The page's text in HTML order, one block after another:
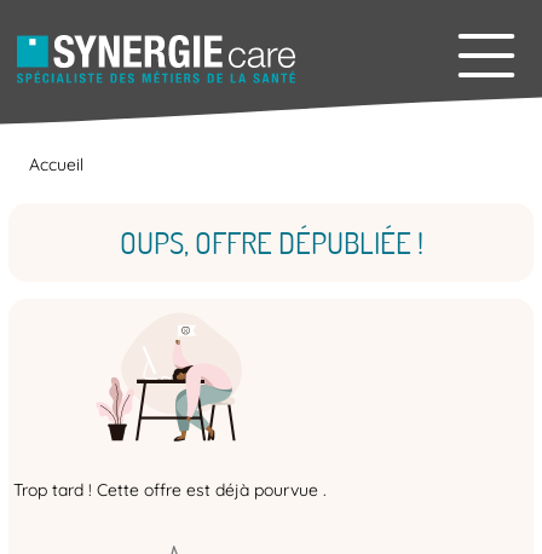
Accueil
OUPS, OFFRE DÉPUBLIÉE !
Trop tard ! Cette offre est déjà pourvue .